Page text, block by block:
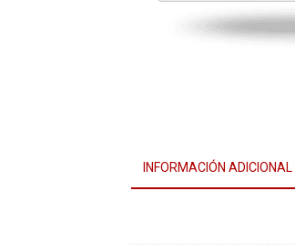
INFORMACIÓN ADICIONAL